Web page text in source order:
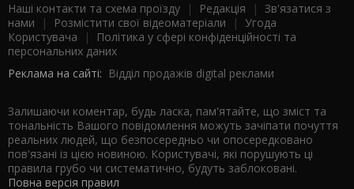
Наші контакти та схема проїзду | Редакція | Зв'язатися з
нами | Розмістити свої відеоматеріали | Угода
Користувача |
Політика у сфері конфіденційності та
персональних даних
Реклама на сайті: Відділ продажів digital реклами
Залишаючи коментар, будь ласка, пам'ятайте, що зміст та
тональність Вашого повідомлення можуть зачіпати почуття
реальних людей, що безпосередньо чи опосередковано
пов'язані із цією новиною. Користувачі, які порушують ці
правила грубо чи систематично, будуть заблоковані.
Повна версія правил